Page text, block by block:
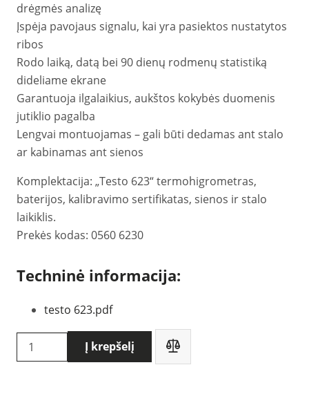
drėgmės analizę
Įspėja pavojaus signalu, kai yra pasiektos nustatytos
ribos
Rodo laiką, datą bei 90 dienų rodmenų statistiką
dideliame ekrane
Garantuoja ilgalaikius, aukštos kokybės duomenis
jutiklio pagalba
Lengvai montuojamas – gali būti dedamas ant stalo
ar kabinamas ant sienos
Komplektacija: „Testo 623“ termohigrometras,
baterijos, kalibravimo sertifikatas, sienos ir stalo
laikiklis.
Prekės kodas: 0560 6230
Techninė informacija:
testo 623.pdf
produkto
kiekis:
Į krepšelį